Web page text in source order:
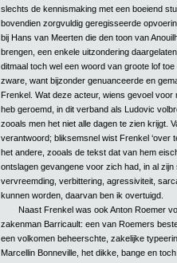
slechts de kennismaking met een boeiend
bovendien zorgvuldig geregisseerde
bij Hans van Meerten die den toon van
brengen, een enkele uitzondering
ditmaal toch wel een woord van groote lof
zware, want bijzonder genuanceerde en
Frenkel. Wat deze acteur, wiens gevoel
heb geroemd, in dit verband als Ludovic
zooals men het niet alle dagen te zien krijgt.
verantwoord; bliksemsnel wist Frenkel ‘over
het andere, zooals de tekst dat van hem
ontslagen gevangene voor zich had, in al zijn
vervreemding, verbittering, agressiviteit,
kunnen worden, daarvan ben ik overtuigd.
Naast Frenkel was ook Anton Roemer
zakenman Barricault: een van Roemers
een volkomen beheerschte, zakelijke
Marcellin Bonneville, het dikke, bange en